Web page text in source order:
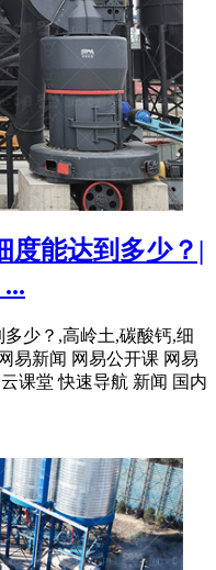
能达到多少？|
少？,高岭土,碳酸钙,细
易新闻 网易公开课 网易
课堂 快速导航 新闻 国内